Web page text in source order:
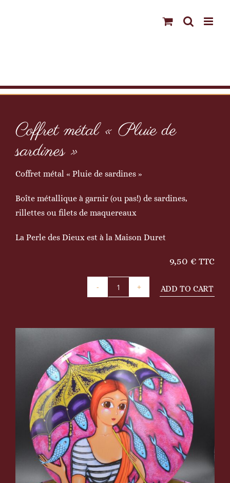
Coffret métal « Pluie de
sardines »
Coffret métal « Pluie de sardines »
Boîte métallique à garnir (ou pas!) de sardines,
rillettes ou filets de maquereaux
La Perle des Dieux est à la Maison Duret
9,50 € TTC
Coffret
de
sardines"
quantity
ADD TO CART